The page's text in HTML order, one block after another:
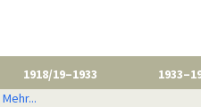
1918/19–1933
Mehr...